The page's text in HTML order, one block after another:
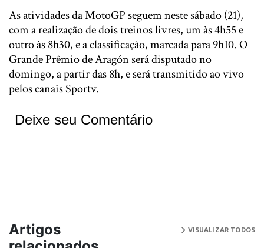
As atividades da MotoGP seguem neste sábado (21),
com a realização de dois treinos livres, um às 4h55 e
outro às 8h30, e a classificação, marcada para 9h10. O
Grande Prêmio de Aragón será disputado no
domingo, a partir das 8h, e será transmitido ao vivo
pelos canais Sportv.
Deixe seu Comentário
Artigos
VISUALIZAR TODOS